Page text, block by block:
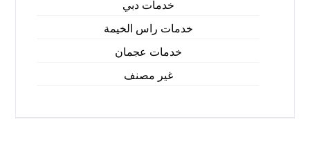
خدمات دبي
خدمات راس الخيمة
خدمات عجمان
غير مصنف